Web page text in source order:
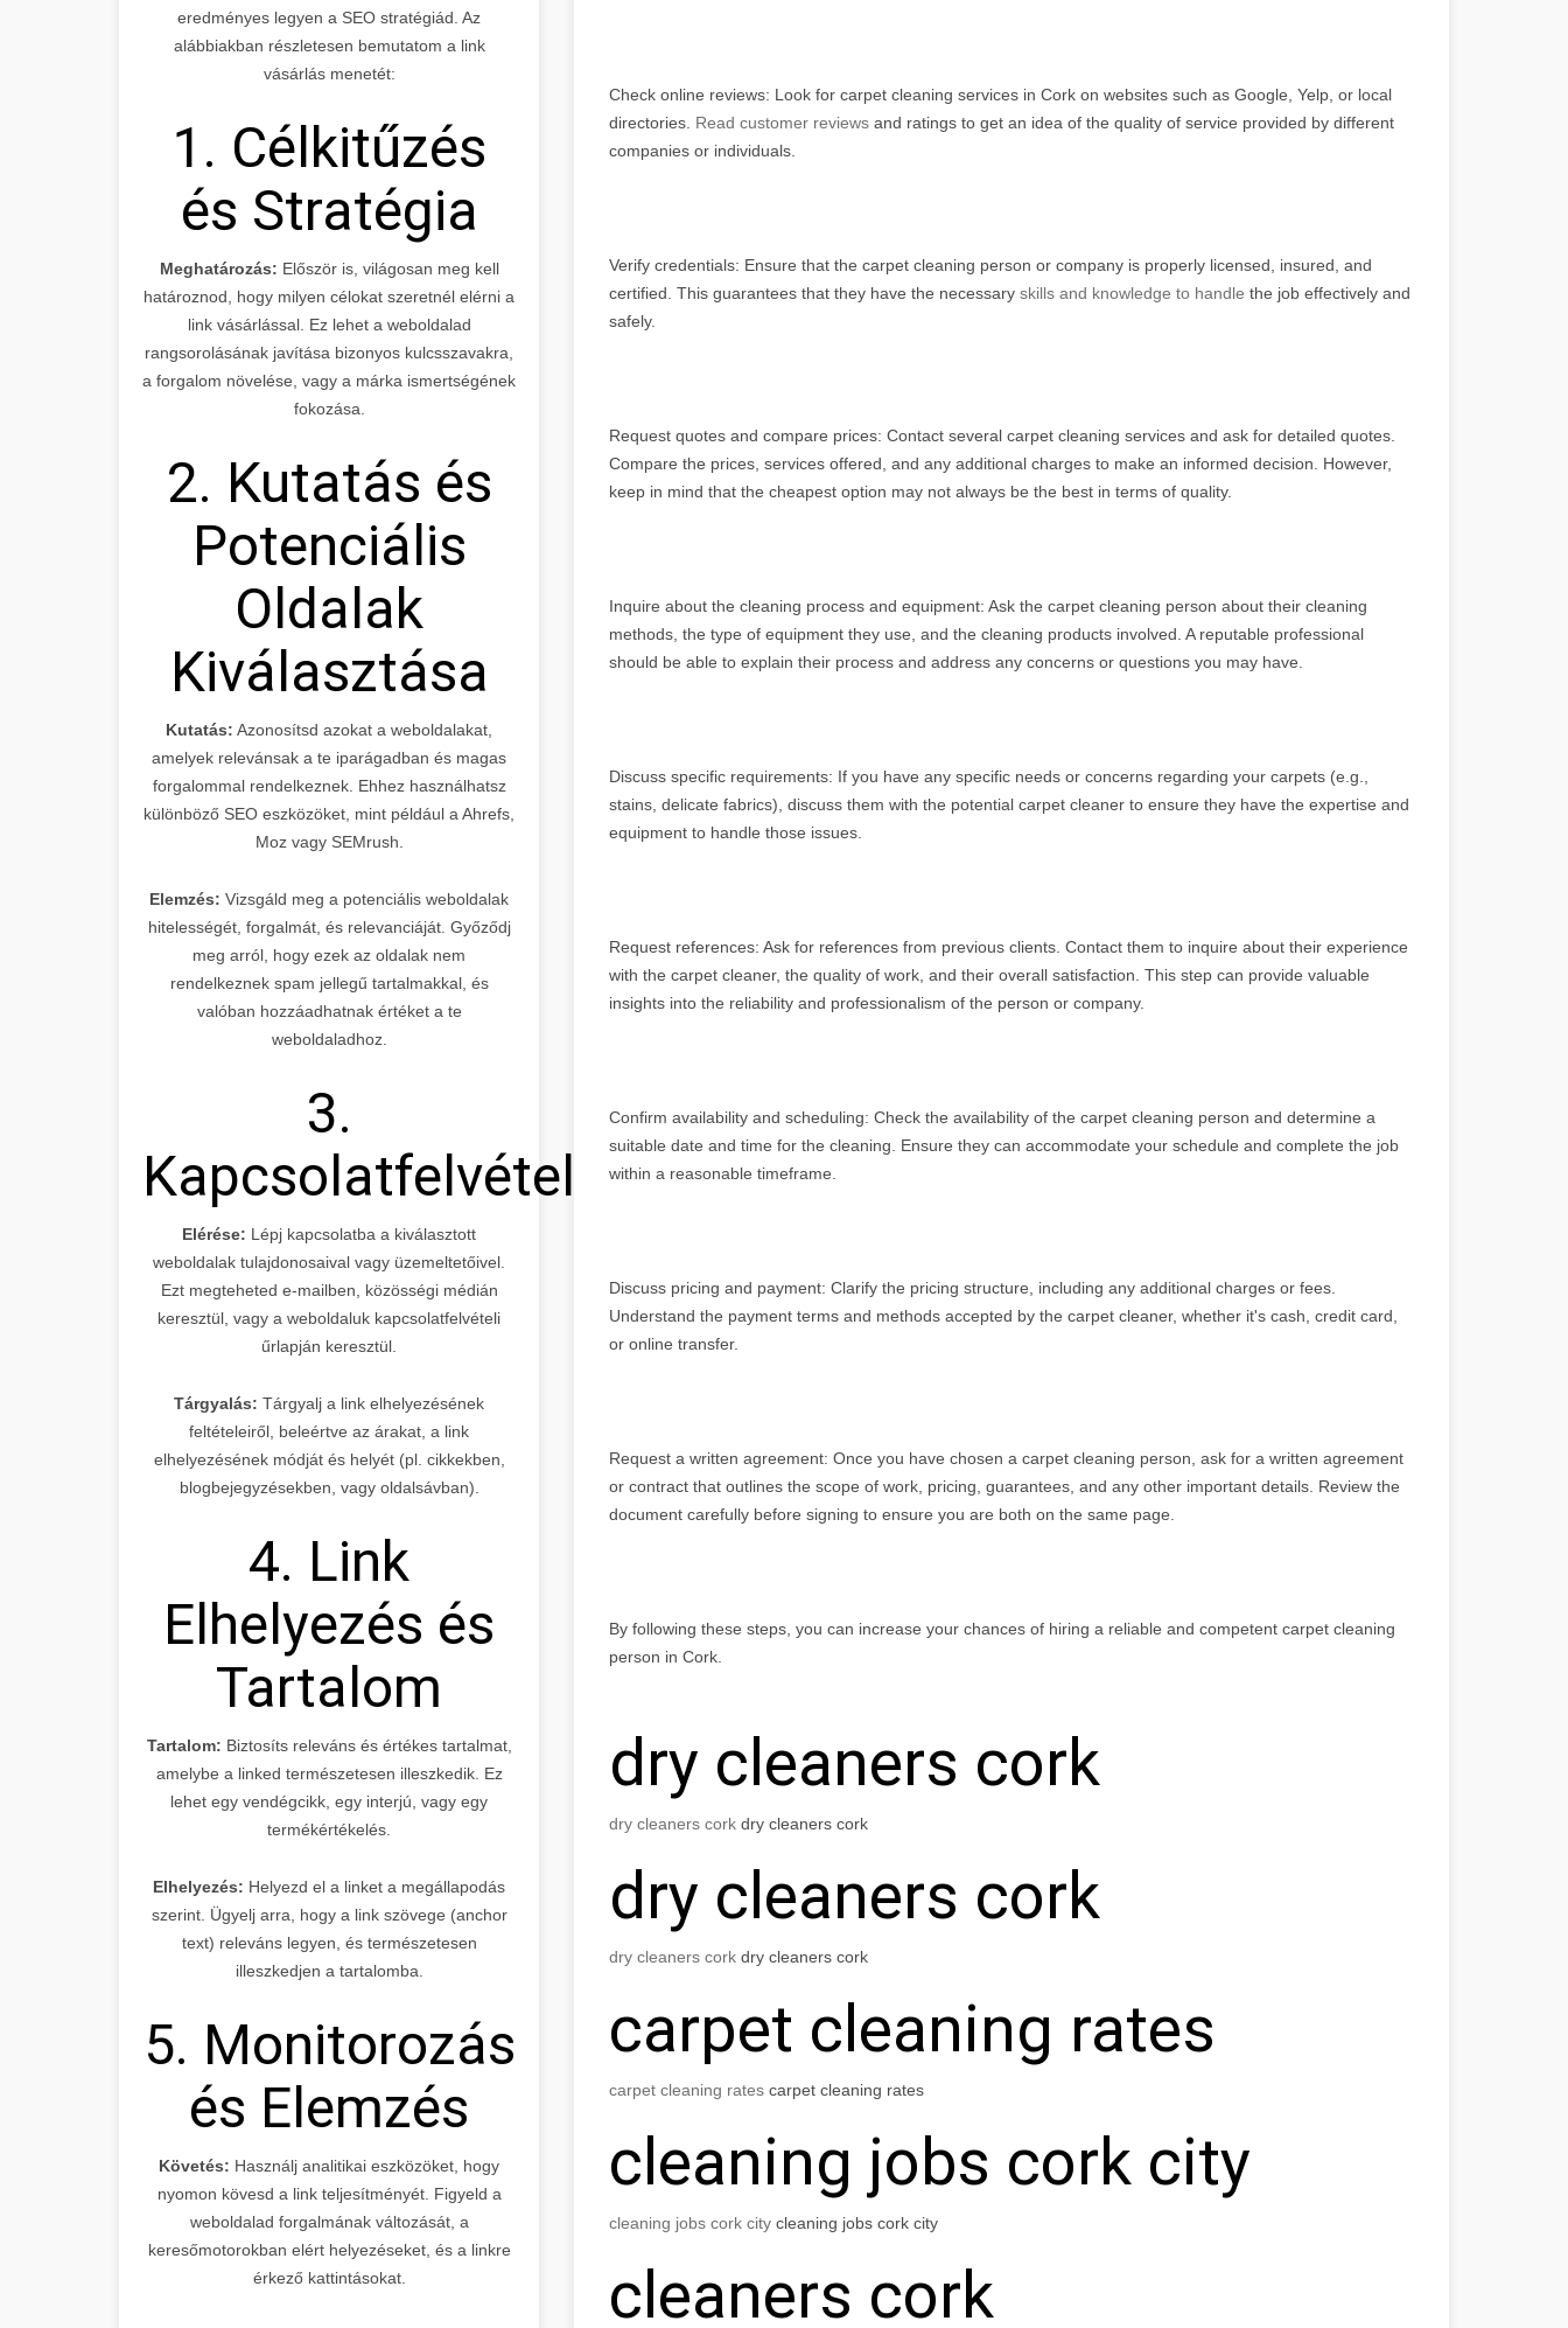
eredményes legyen a SEO stratégiád. Az
alábbiakban részletesen bemutatom a link
vásárlás menetét:
1. Célkitűzés
és Stratégia
Meghatározás: Először is, világosan meg kell
határoznod, hogy milyen célokat szeretnél elérni a
link vásárlással. Ez lehet a weboldalad
rangsorolásának javítása bizonyos kulcsszavakra,
a forgalom növelése, vagy a márka ismertségének
fokozása.
2. Kutatás és
Potenciális
Oldalak
Kiválasztása
Kutatás: Azonosítsd azokat a weboldalakat,
amelyek relevánsak a te iparágadban és magas
forgalommal rendelkeznek. Ehhez használhatsz
különböző SEO eszközöket, mint például a Ahrefs,
Moz vagy SEMrush.
Elemzés: Vizsgáld meg a potenciális weboldalak
hitelességét, forgalmát, és relevanciáját. Győződj
meg arról, hogy ezek az oldalak nem
rendelkeznek spam jellegű tartalmakkal, és
valóban hozzáadhatnak értéket a te
weboldaladhoz.
3.
Kapcsolatfelvétel
Elérése: Lépj kapcsolatba a kiválasztott
weboldalak tulajdonosaival vagy üzemeltetőivel.
Ezt megteheted e-mailben, közösségi médián
keresztül, vagy a weboldaluk kapcsolatfelvételi
űrlapján keresztül.
Tárgyalás: Tárgyalj a link elhelyezésének
feltételeiről, beleértve az árakat, a link
elhelyezésének módját és helyét (pl. cikkekben,
blogbejegyzésekben, vagy oldalsávban).
4. Link
Elhelyezés és
Tartalom
Tartalom: Biztosíts releváns és értékes tartalmat,
amelybe a linked természetesen illeszkedik. Ez
lehet egy vendégcikk, egy interjú, vagy egy
termékértékelés.
Elhelyezés: Helyezd el a linket a megállapodás
szerint. Ügyelj arra, hogy a link szövege (anchor
text) releváns legyen, és természetesen
illeszkedjen a tartalomba.
5. Monitorozás
és Elemzés
Követés: Használj analitikai eszközöket, hogy
nyomon kövesd a link teljesítményét. Figyeld a
weboldalad forgalmának változását, a
keresőmotorokban elért helyezéseket, és a linkre
érkező kattintásokat.
Check online reviews: Look for carpet cleaning services in Cork on websites such as Google, Yelp, or local
directories. Read customer reviews and ratings to get an idea of the quality of service provided by different
companies or individuals.
Verify credentials: Ensure that the carpet cleaning person or company is properly licensed, insured, and
certified. This guarantees that they have the necessary skills and knowledge to handle the job effectively and
safely.
Request quotes and compare prices: Contact several carpet cleaning services and ask for detailed quotes.
Compare the prices, services offered, and any additional charges to make an informed decision. However,
keep in mind that the cheapest option may not always be the best in terms of quality.
Inquire about the cleaning process and equipment: Ask the carpet cleaning person about their cleaning
methods, the type of equipment they use, and the cleaning products involved. A reputable professional
should be able to explain their process and address any concerns or questions you may have.
Discuss specific requirements: If you have any specific needs or concerns regarding your carpets (e.g.,
stains, delicate fabrics), discuss them with the potential carpet cleaner to ensure they have the expertise and
equipment to handle those issues.
Request references: Ask for references from previous clients. Contact them to inquire about their experience
with the carpet cleaner, the quality of work, and their overall satisfaction. This step can provide valuable
insights into the reliability and professionalism of the person or company.
Confirm availability and scheduling: Check the availability of the carpet cleaning person and determine a
suitable date and time for the cleaning. Ensure they can accommodate your schedule and complete the job
within a reasonable timeframe.
Discuss pricing and payment: Clarify the pricing structure, including any additional charges or fees.
Understand the payment terms and methods accepted by the carpet cleaner, whether it's cash, credit card,
or online transfer.
Request a written agreement: Once you have chosen a carpet cleaning person, ask for a written agreement
or contract that outlines the scope of work, pricing, guarantees, and any other important details. Review the
document carefully before signing to ensure you are both on the same page.
By following these steps, you can increase your chances of hiring a reliable and competent carpet cleaning
person in Cork.
dry cleaners cork
dry cleaners cork dry cleaners cork
dry cleaners cork
dry cleaners cork dry cleaners cork
carpet cleaning rates
carpet cleaning rates carpet cleaning rates
cleaning jobs cork city
cleaning jobs cork city cleaning jobs cork city
cleaners cork